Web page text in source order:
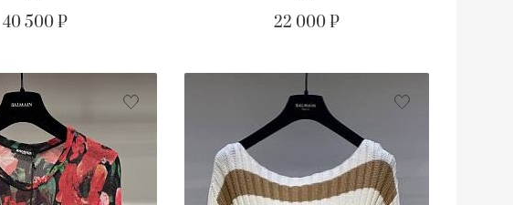
С БИРКОЙ
40 500 ₽ 22 000 ₽